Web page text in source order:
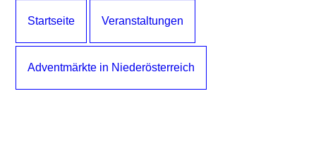
Startseite Veranstaltungen
Adventmärkte in Niederösterreich